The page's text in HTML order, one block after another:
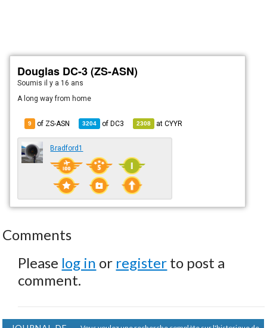
Douglas DC-3 (ZS-ASN)
Soumisil y a 16 ans
A long way from home
9 of ZS-ASN 3204 ofDC3 2308 atCYYR
Bradford1
Comments
Please log in or register to post a
comment.